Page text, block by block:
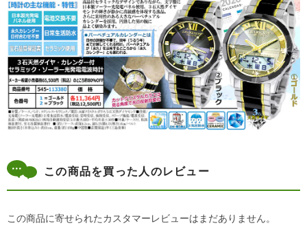
この商品を買った人のレビュー
この商品に寄せられたカスタマーレビューはまだありません。